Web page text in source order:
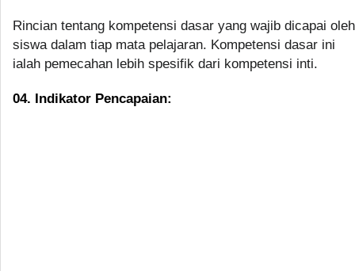
Rincian tentang kompetensi dasar yang wajib dicapai oleh
siswa dalam tiap mata pelajaran. Kompetensi dasar ini
ialah pemecahan lebih spesifik dari kompetensi inti.
04. Indikator Pencapaian: